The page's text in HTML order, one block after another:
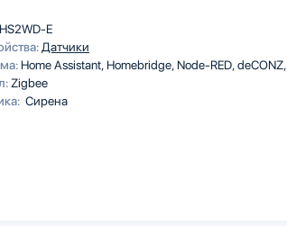
HS2WD-E
Датчики
Home Assistant Homebridge Node-REDdeCONZ
Zigbee
Сирена